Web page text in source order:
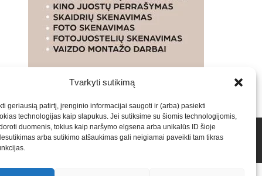
Tvarkyti sutikimą
geriausią patirtį, įrenginio informacijai saugoti ir (arba) pasiekti
technologijas kaip slapukus. Jei sutiksime su šiomis technologijomis,
duomenis, tokius kaip naršymo elgsena arba unikalūs ID šioje
arba sutikimo atšaukimas gali neigiamai paveikti tam tikras
talpinimas į mūsų valdomas svetaines.2026Armijai.LT